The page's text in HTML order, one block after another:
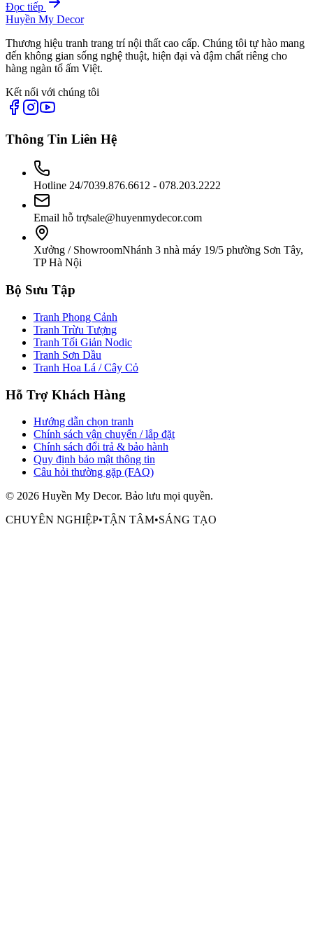
Đọc tiếp
Huyền My Decor
Thương hiệu tranh trang trí nội thất cao cấp. Chúng tôi tự hào mang
đến không gian sống nghệ thuật, hiện đại và đậm chất riêng cho
hàng ngàn tổ ấm Việt.
Kết nối với chúng tôi
Thông Tin Liên Hệ
Hotline 24/7039.876.6612 - 078.203.2222
Email hỗ trợsale@huyenmydecor.com
Xưởng / ShowroomNhánh 3 nhà máy 19/5 phường Sơn Tây,
TP Hà Nội
Bộ Sưu Tập
Tranh Phong Cảnh
Tranh Trừu Tượng
Tranh Tối Giản Nodic
Tranh Sơn Dầu
Tranh Hoa Lá / Cây Cỏ
Hỗ Trợ Khách Hàng
Hướng dẫn chọn tranh
Chính sách vận chuyển / lắp đặt
Chính sách đổi trả & bảo hành
Quy định bảo mật thông tin
Câu hỏi thường gặp (FAQ)
© 2026 Huyền My Decor. Bảo lưu mọi quyền.
CHUYÊN NGHIỆP•TẬN TÂM•SÁNG TẠO